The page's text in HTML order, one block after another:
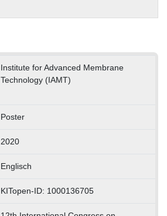
Institute for Advanced Membrane
Technology (IAMT)
Poster
2020
Englisch
KITopen-ID: 1000136705